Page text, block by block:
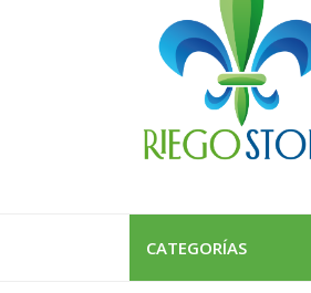
CATEGORÍAS